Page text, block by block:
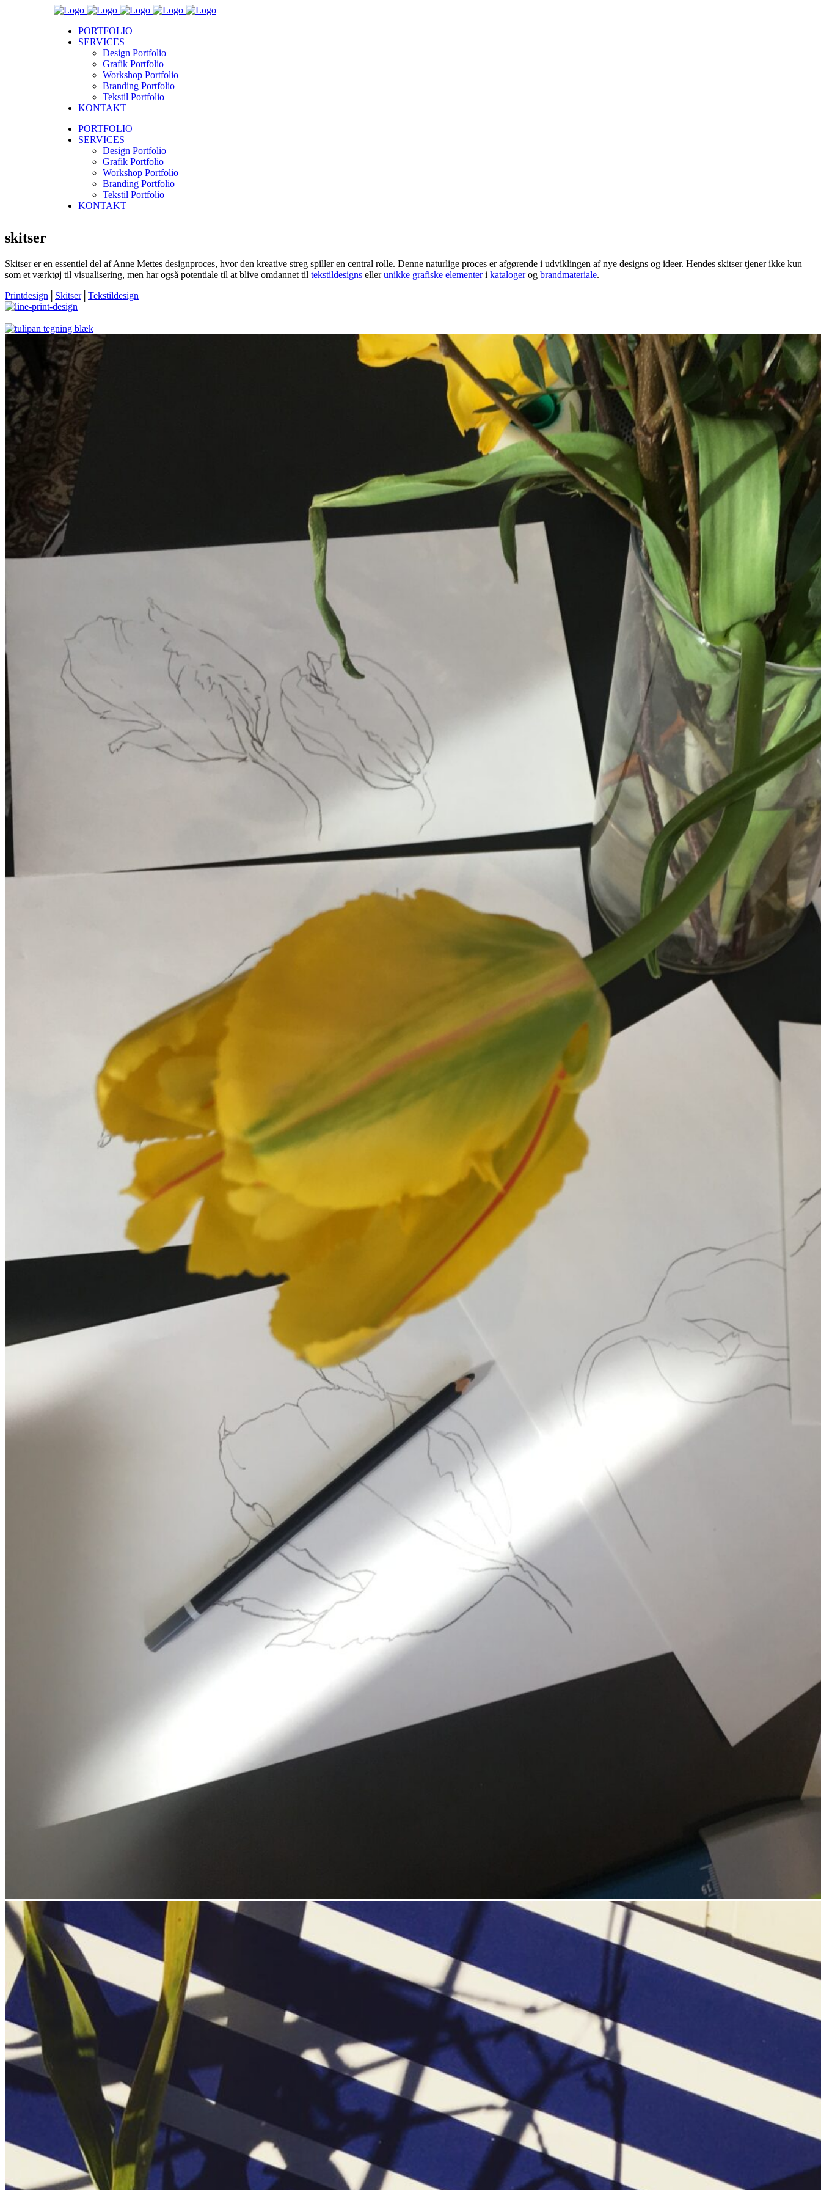
PORTFOLIO
SERVICES
Design Portfolio
Grafik Portfolio
Workshop Portfolio
Branding Portfolio
Tekstil Portfolio
KONTAKT
PORTFOLIO
SERVICES
Design Portfolio
Grafik Portfolio
Workshop Portfolio
Branding Portfolio
Tekstil Portfolio
KONTAKT
skitser
Skitser er en essentiel del af Anne Mettes designproces, hvor den kreative streg spiller en central rolle. Denne naturlige proces er afgørende i udviklingen af nye designs og ideer. Hendes skitser tjener ikke kun
som et værktøj til visualisering, men har også potentiale til at blive omdannet til tekstildesigns ellerunikke grafiske elementeri katalogerog brandmateriale.
Printdesign
Skitser│ Tekstildesign